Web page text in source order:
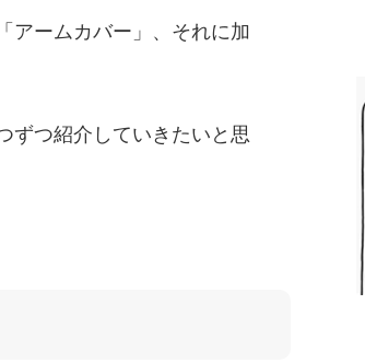
アームカバー」、それに加
ずつ紹介していきたいと思